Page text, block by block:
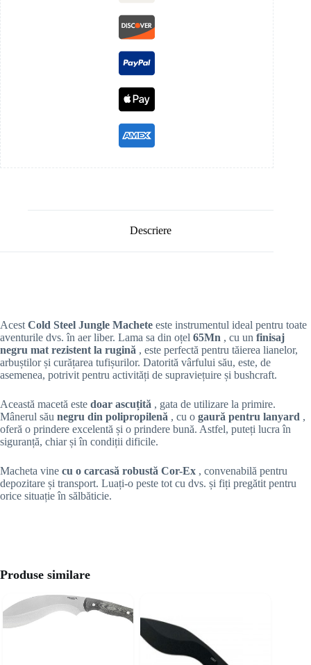
Descriere
Acest Cold Steel Jungle Machete este instrumentul ideal pentru toate
aventurile dvs. în aer liber. Lama sa din oțel 65Mn , cu un finisaj
negru mat rezistent la rugină , este perfectă pentru tăierea lianelor,
arbuștilor și curățarea tufișurilor. Datorită vârfului său, este, de
asemenea, potrivit pentru activități de supraviețuire și bushcraft.
Această macetă este doar ascuțită , gata de utilizare la primire.
Mânerul său negru din polipropilenă , cu o gaură pentru lanyard ,
oferă o prindere excelentă și o prindere bună. Astfel, puteți lucra în
siguranță, chiar și în condiții dificile.
Macheta vine cu o carcasă robustă Cor-Ex , convenabilă pentru
depozitare și transport. Luați-o peste tot cu dvs. și fiți pregătit pentru
orice situație în sălbăticie.
Produse similare